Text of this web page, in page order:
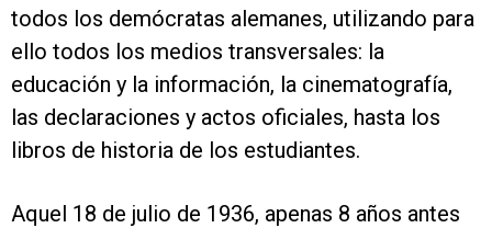
todos los demócratas alemanes, utilizando para
ello todos los medios transversales: la
educación y la información, la cinematografía,
las declaraciones y actos oficiales, hasta los
libros de historia de los estudiantes.
Aquel 18 de julio de 1936, apenas 8 años antes